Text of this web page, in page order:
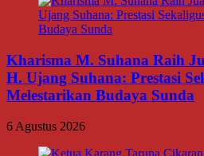
Kharisma M. Suhana Raih
H. Ujang Suhana: Prestasi
Melestarikan Budaya Sunda
6 Agustus 2026